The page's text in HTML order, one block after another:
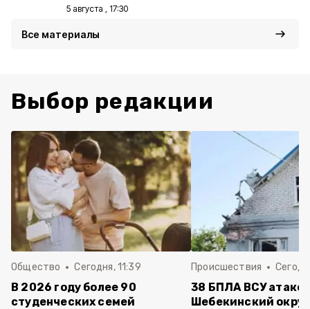
5 августа , 17:30
Все материалы
Выбор редакции
Общество Сегодня, 11:39
В 2026 году более 90
студенческих семей
Происшествия
38 БПЛА ВСУ
Шебекинский